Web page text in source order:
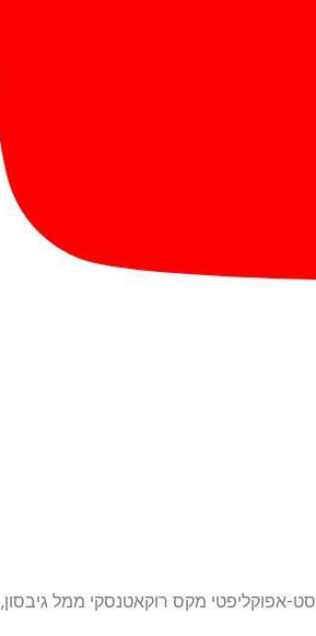
אפוקליפטי מקס רוקאטנסקי ממל גיבסון,